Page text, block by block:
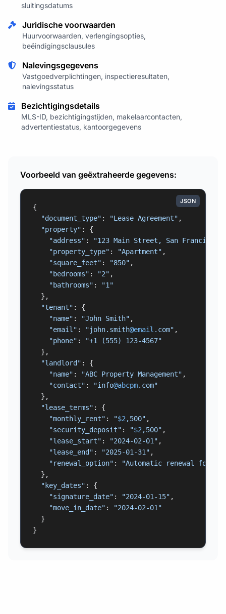
sluitingsdatums
Juridische voorwaarden
Huurvoorwaarden, verlengingsopties,
beëindigingsclausules
Nalevingsgegevens
Vastgoedverplichtingen, inspectieresultaten,
nalevingsstatus
Bezichtigingsdetails
MLS-ID, bezichtigingstijden, makelaarcontacten,
advertentiestatus, kantoorgegevens
Voorbeeld van geëxtraheerde gegevens:
JSON
{
"document_type" : "Lease Agreement" ,
"property" : {
"address" :
"123 Main Street, San Francisco,
"property_type" : "Apartment" ,
"square_feet" : "850" ,
"bedrooms" : "2" ,
"bathrooms" :
"1"
  },
"tenant" : {
"name" : "John Smith" ,
"email" : "john.smith@email .com" ,
"phone" :
"+1 (555) 123-4567"
  },
"landlord" : {
"name" : "ABC Property Management" ,
"contact" : "info@abcpm.com"
  },
"lease_terms" : {
"monthly_rent" : "$2 ,500" ,
"security_deposit" : "$2 ,500" ,
"lease_start" : "2024-02-01" ,
"lease_end" : "2025-01-31" ,
"renewal_option" :
"Automatic renewal for 1
  },
"key_dates" : {
"signature_date" : "2024-01-15" ,
"move_in_date" :
"2024-02-01"
  }
}